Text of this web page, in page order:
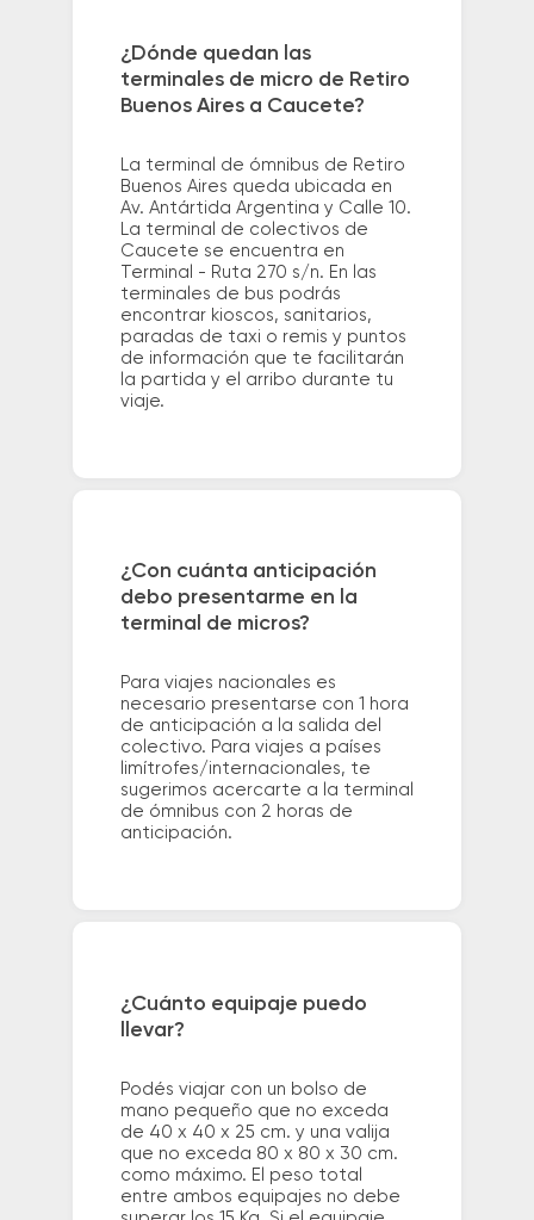
¿Dónde quedan las
terminales de micro de Retiro
Buenos Aires a Caucete?
La terminal de ómnibus de Retiro
Buenos Aires queda ubicada en
Av. Antártida Argentina y Calle 10.
La terminal de colectivos de
Caucete se encuentra en
Terminal - Ruta 270 s/n. En las
terminales de bus podrás
encontrar kioscos, sanitarios,
paradas de taxi o remis y puntos
de información que te facilitarán
la partida y el arribo durante tu
viaje.
¿Con cuánta anticipación
debo presentarme en la
terminal de micros?
Para viajes nacionales es
necesario presentarse con 1 hora
de anticipación a la salida del
colectivo. Para viajes a países
limítrofes/internacionales, te
sugerimos acercarte a la terminal
de ómnibus con 2 horas de
anticipación.
¿Cuánto equipaje puedo
llevar?
Podés viajar con un bolso de
mano pequeño que no exceda
de 40 x 40 x 25 cm. y una valija
que no exceda 80 x 80 x 30 cm.
como máximo. El peso total
entre ambos equipajes no debe